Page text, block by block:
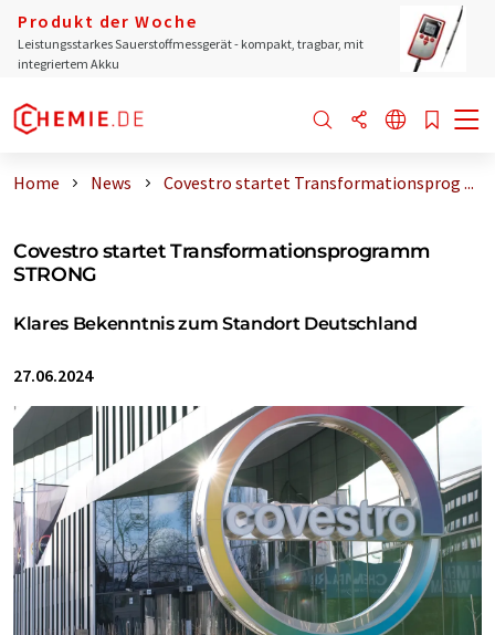
Produkt der Woche
Leistungsstarkes Sauerstoffmessgerät - kompakt, tragbar, mit
integriertem Akku
Home News Covestro startet Transformationsprog ...
Covestro startet Transformationsprogramm
STRONG
Klares Bekenntnis zum Standort Deutschland
27.06.2024